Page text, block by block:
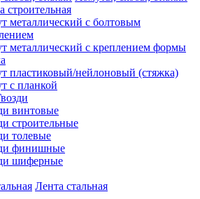
строительная
металлический с болтовым
металлический с креплением формы
пластиковый/нейлоновый (стяжка)
с планкой
винтовые
строительные
толевые
финишные
шиферные
Лента стальная